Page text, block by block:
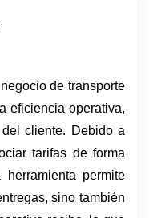
de transporte
eficiencia operativa,
cliente. Debido a
tarifas de forma
permite
sino también